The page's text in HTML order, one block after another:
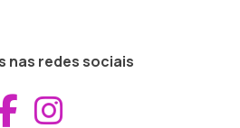
nas redes sociais
Aceder ao